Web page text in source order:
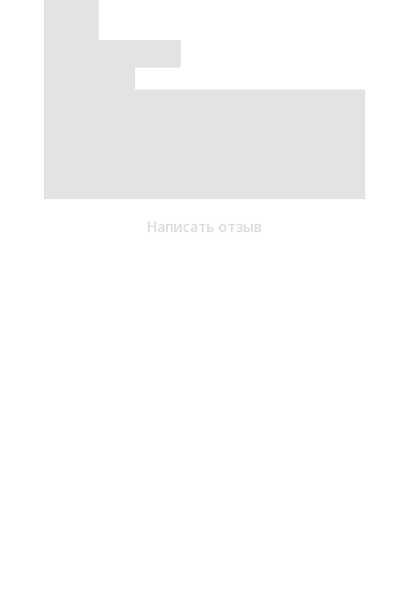
Написать отзыв